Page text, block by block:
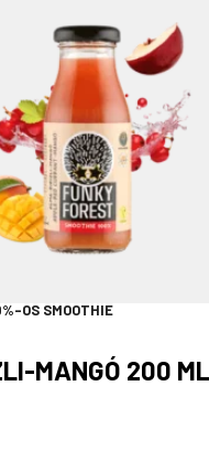
OS SMOOTHIE
MANGÓ 200 ML